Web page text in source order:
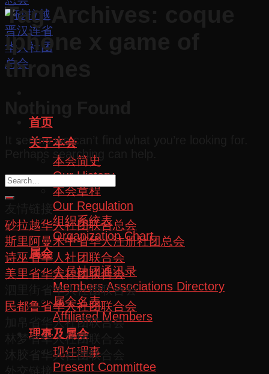
首页
关于本会
本会简史
Our History
本会章程
Our Regulation
组织系统表
Organization Chart
属会
会员社团通讯录
Members Associations Directory
属会名表
Affiliated Members
理事及属会
现任理事
Present Committee
Tag Archives:
iphone x game of
thrones
It seems we can’t find what you’re looking for.
Perhaps searching can help.
砂拉越华人社团联合总会
斯里阿曼木中省华人注册社团总会
诗巫省华人社团联合会
美里省华人社团联合会
泗里街省华人社团联合会
民都鲁省华人社团联合会
加帛省华人社团联合会
林梦省华人社团联合会
沐胶省华人社团联合会